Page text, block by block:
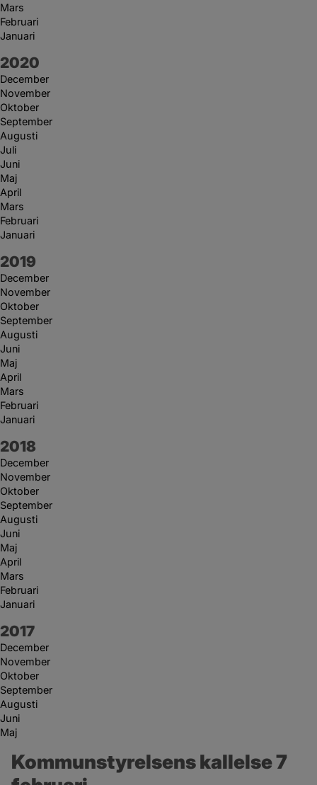
Mars
Februari
Januari
År:
2020
December
November
Oktober
September
Augusti
Juli
Juni
Maj
April
Mars
Februari
Januari
År:
2019
December
November
Oktober
September
Augusti
Juni
Maj
April
Mars
Februari
Januari
År:
2018
December
November
Oktober
September
Augusti
Juni
Maj
April
Mars
Februari
Januari
År:
2017
December
November
Oktober
September
Augusti
Juni
Maj
Kommunstyrelsens kallelse 7